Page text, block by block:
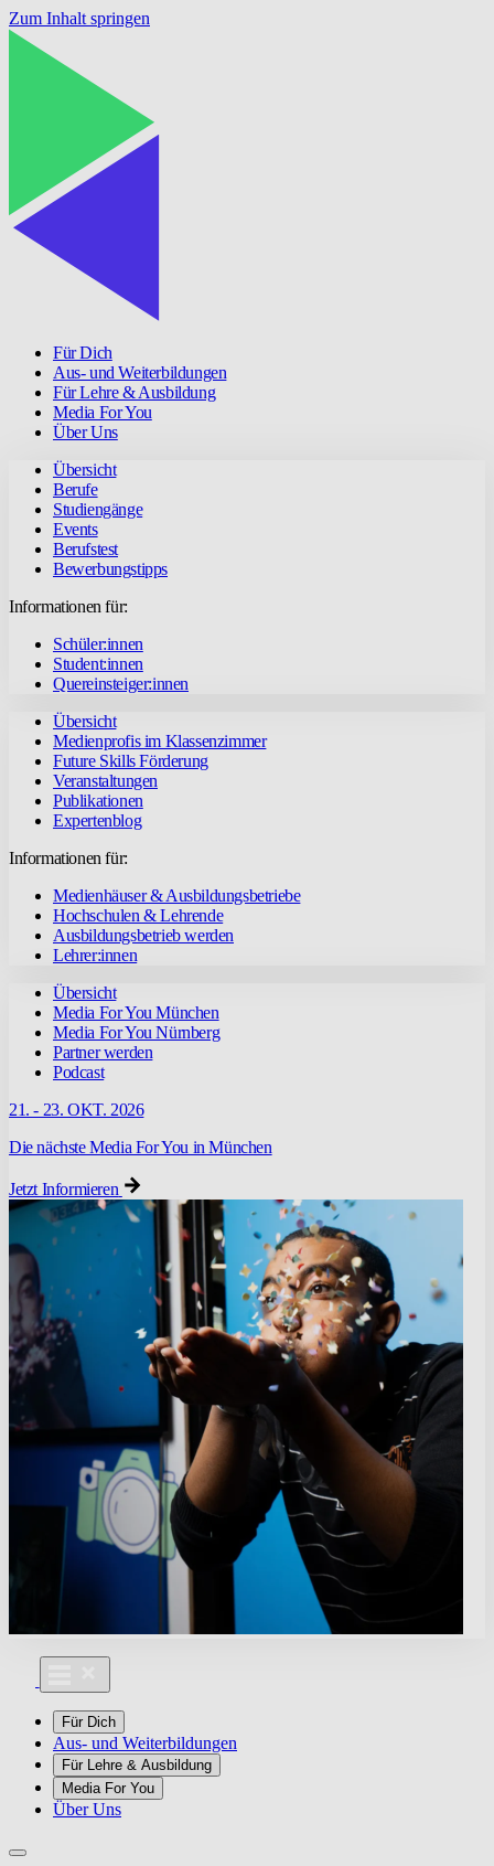
Zum Inhalt springen
Für Dich
Aus- und Weiterbildungen
Für Lehre & Ausbildung
Media For You
Über Uns
Übersicht
Berufe
Studiengänge
Events
Berufstest
Bewerbungstipps
Informationen für:
Schüler:innen
Student:innen
Quereinsteiger:innen
Übersicht
Medienprofis im Klassenzimmer
Future Skills Förderung
Veranstaltungen
Publikationen
Expertenblog
Informationen für:
Medienhäuser & Ausbildungsbetriebe
Hochschulen & Lehrende
Ausbildungsbetrieb werden
Lehrer:innen
Übersicht
Media For You München
Media For You Nürnberg
Partner werden
Podcast
21. - 23. OKT. 2026
Die nächste Media For You in München
Jetzt Informieren
Für Dich
Aus- und Weiterbildungen
Für Lehre & Ausbildung
Media For You
Über Uns